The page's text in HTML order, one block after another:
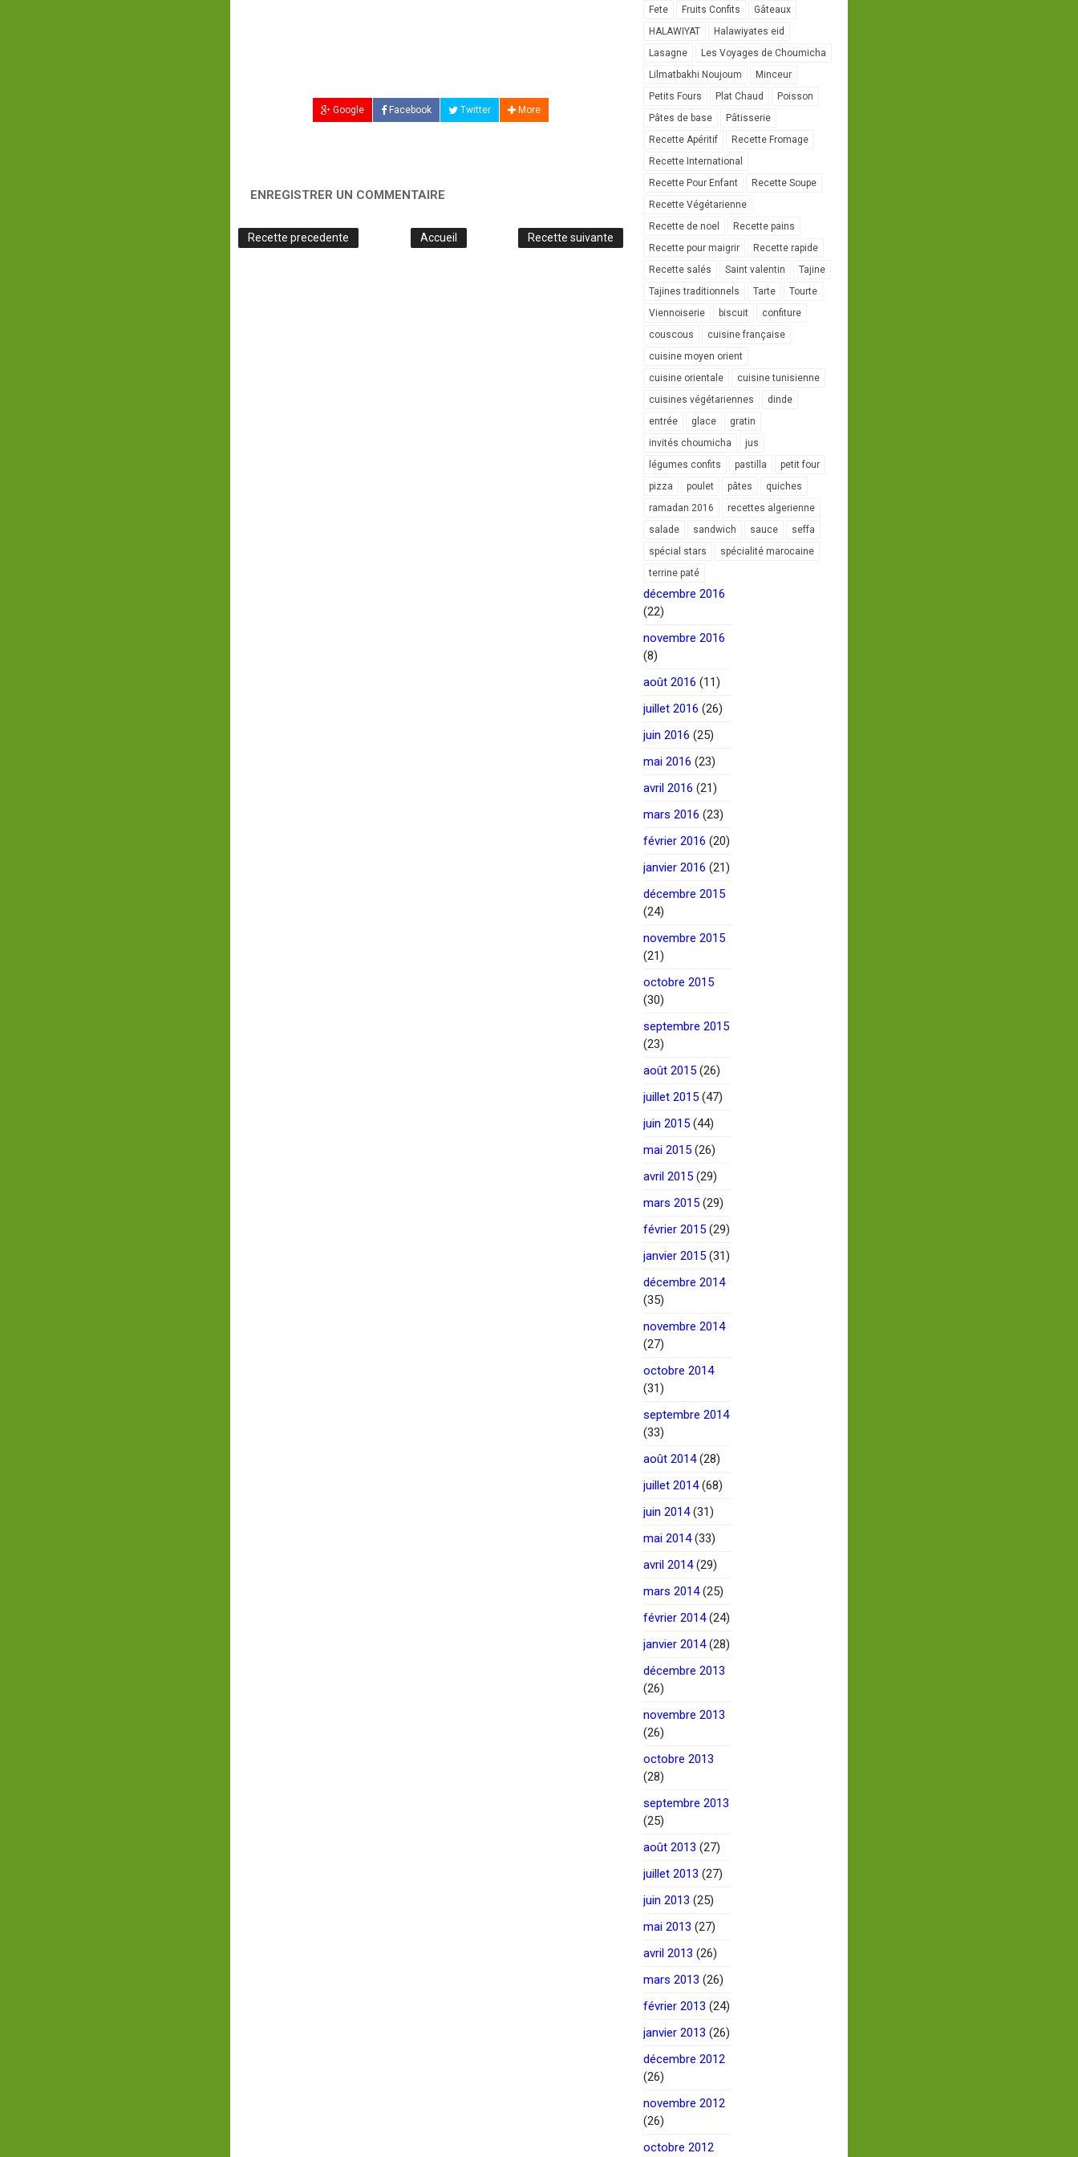
Google Facebook Twitter More
ENREGISTRER UN COMMENTAIRE
Recette precedente Recette suivante
Accueil
Fete
Fruits Confits
Gâteaux
HALAWIYAT
Halawiyates eid
Lasagne
Les Voyages de Choumicha
Lilmatbakhi Noujoum
Minceur
Petits Fours
Plat Chaud
Poisson
Pâtes de base
Pâtisserie
Recette Apéritif
Recette Fromage
Recette International
Recette Pour Enfant
Recette Soupe
Recette Végétarienne
Recette de noel
Recette pains
Recette pour maigrir
Recette rapide
Recette salés
Saint valentin
Tajine
Tajines traditionnels
Tarte
Tourte
Viennoiserie
biscuit
confiture
couscous
cuisine française
cuisine moyen orient
cuisine orientale
cuisine tunisienne
cuisines végétariennes
dinde
entrée
glace
gratin
invités choumicha
jus
légumes confits
pastilla
petit four
pizza
poulet pâtes
quiches
ramadan 2016
recettes algerienne
salade
sandwich sauce
seffa
spécial stars
spécialité marocaine
terrine paté
décembre 2016
(22)
novembre 2016
(8)
août 2016 (11)
juillet 2016 (26)
juin 2016 (25)
mai 2016 (23)
avril 2016 (21)
mars 2016 (23)
février 2016 (20)
janvier 2016 (21)
décembre 2015
(24)
novembre 2015
(21)
octobre 2015
(30)
septembre 2015
(23)
août 2015 (26)
juillet 2015 (47)
juin 2015 (44)
mai 2015 (26)
avril 2015 (29)
mars 2015 (29)
février 2015 (29)
janvier 2015 (31)
décembre 2014
(35)
novembre 2014
(27)
octobre 2014
(31)
septembre 2014
(33)
août 2014(28)
juillet 2014(68)
juin 2014(31)
mai 2014(33)
avril 2014(29)
mars 2014(25)
février 2014(24)
janvier 2014(28)
décembre 2013
(26)
novembre 2013
(26)
octobre 2013
(28)
septembre 2013
(25)
août 2013 (27)
juillet 2013 (27)
juin 2013 (25)
mai 2013 (27)
avril 2013 (26)
mars 2013 (26)
février 2013 (24)
janvier 2013 (26)
décembre 2012
(26)
novembre 2012
(26)
octobre 2012